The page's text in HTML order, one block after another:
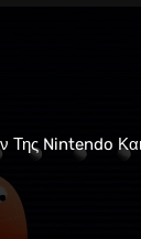
Της Nintendo